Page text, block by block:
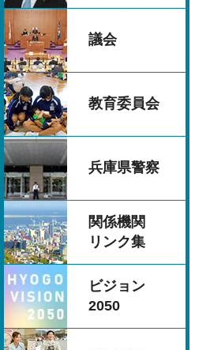
議会
教育委員会
兵庫県警察
関係機関
リンク集
ビジョン
2050